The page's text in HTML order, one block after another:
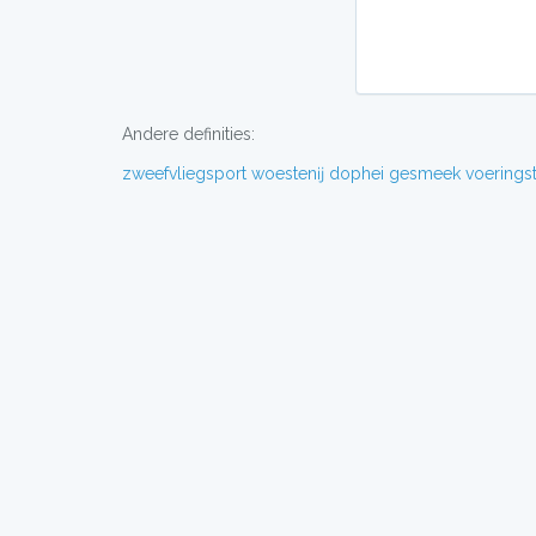
Andere definities:
zweefvliegsport woestenĳ dophei gesmeek